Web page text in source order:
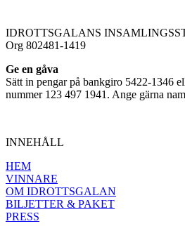
IDROTTSGALANS
Org 802481-1419
Ge en gåva
Sätt in pengar på bankgiro 5422-1346
nummer 123 497 1941. Ange gärna
INNEHÅLL
HEM
VINNARE
OM IDROTTSGALAN
BILJETTER & PAKET
PRESS